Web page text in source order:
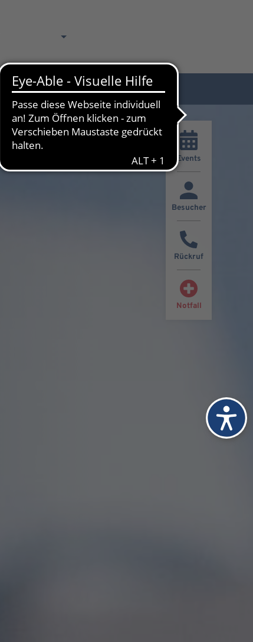
AKTUELLES & KONTAKT
Events
Besucher
Rückruf
Notfall